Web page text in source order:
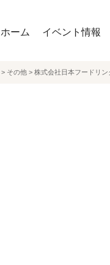
ホーム イベント情報
> その他 > 株式会社日本フードリン